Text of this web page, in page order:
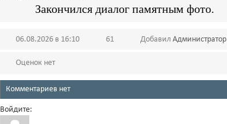
Закончился диалог памятным фото.
06.08.2026 в 16:10 61 Добавил Администратор
Оценок нет
Комментариев нет
Войдите: